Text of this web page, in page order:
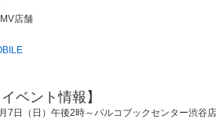
店舗
イベント情報】
7日（日）午後2時～パルコブックセンター渋谷